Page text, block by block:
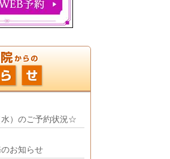
）のご予約状況☆
お知らせ